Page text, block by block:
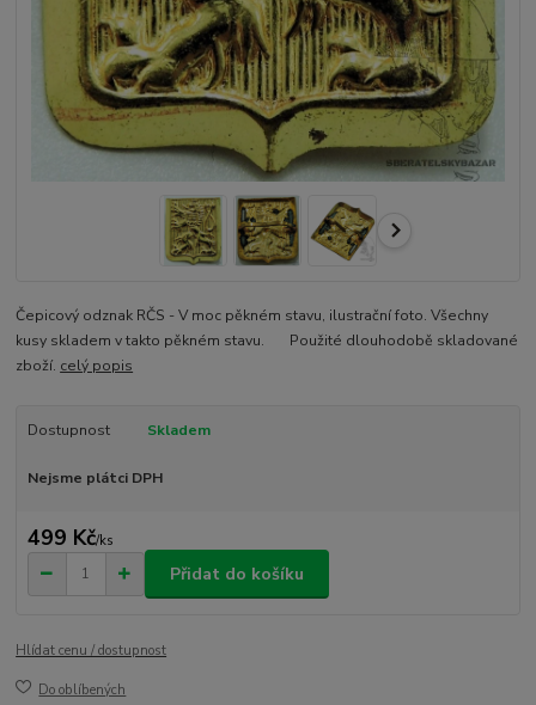
Čepicový odznak RČS - V moc pěkném stavu, ilustrační foto. Všechny
kusy skladem v takto pěkném stavu. Použité dlouhodobě skladované
zboží. celý popis
Dostupnost Skladem
Nejsme plátci DPH
499 Kč/ks
Přidat do košíku
Hlídat cenu / dostupnost
Do oblíbených